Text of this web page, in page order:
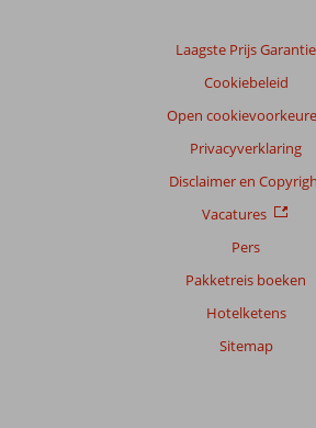
Laagste Prijs Garantie
Cookiebeleid
Open
Privacyverklaring
Disclaimer en
Vacatures
Pers
Pakketreis boeken
Hotelketens
Sitemap